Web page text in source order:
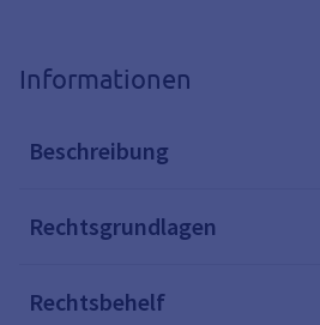
Informationen
Beschreibung
Rechtsgrundlagen
Rechtsbehelf